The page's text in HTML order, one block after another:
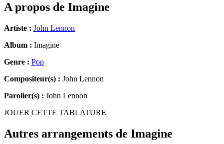
A propos de Imagine
Artiste : John Lennon
Album : Imagine
Genre : Pop
Compositeur(s) : John Lennon
Parolier(s) : John Lennon
JOUER CETTE TABLATURE
Autres arrangements de Imagine